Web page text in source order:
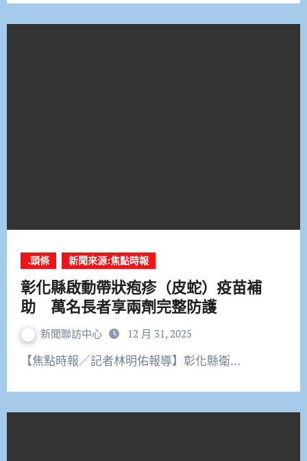
.頭條 新聞來源:焦點時報
彰化縣啟動帶狀疱疹（皮蛇）疫苗補
助 萬名長者享兩劑完整防護
新聞聯訪中心 12 月 31, 2025
【焦點時報／記者林明佑報導】彰化縣衛…